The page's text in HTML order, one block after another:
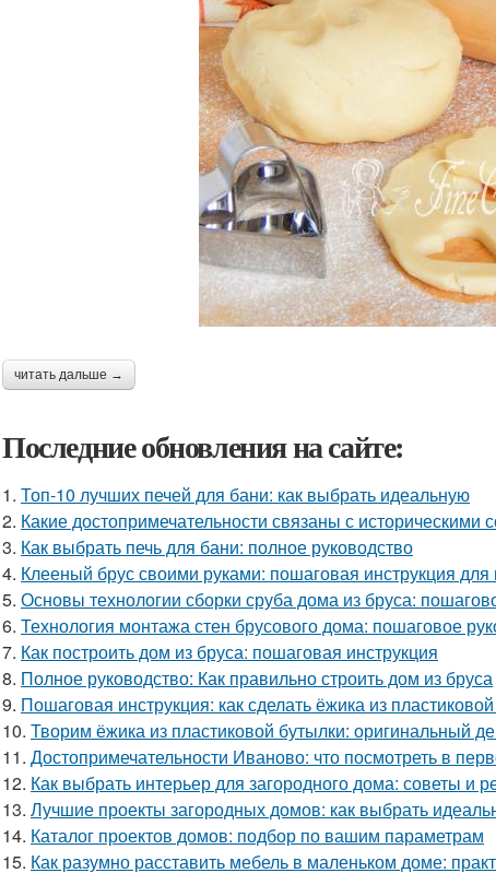
читать дальше →
Последние обновления на сайте:
1. Топ-10 лучших печей для бани: как выбрать идеальную
2. Какие достопримечательности связаны с историческими
3. Как выбрать печь для бани: полное руководство
4. Клееный брус своими руками: пошаговая инструкция
5. Основы технологии сборки сруба дома из бруса:
6. Технология монтажа стен брусового дома: пошаговое
7. Как построить дом из бруса: пошаговая инструкция
8. Полное руководство: Как правильно строить дом из бруса
9. Пошаговая инструкция: как сделать ёжика из
10. Творим ёжика из пластиковой бутылки: оригинальный
11. Достопримечательности Иваново: что посмотреть в
12. Как выбрать интерьер для загородного дома: советы и
13. Лучшие проекты загородных домов: как выбрать
14. Каталог проектов домов: подбор по вашим параметрам
15. Как разумно расставить мебель в маленьком доме: